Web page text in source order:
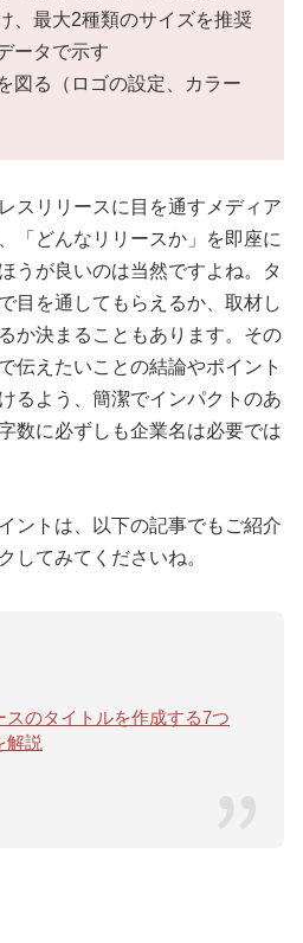
、最大2種類のサイズを推奨
ータで示す
図る（ロゴの設定、カラー
スリリースに目を通すメディア
「どんなリリースか」を即座に
うが良いのは当然ですよね。タ
目を通してもらえるか、取材し
か決まることもあります。その
伝えたいことの結論やポイント
るよう、簡潔でインパクトのあ
数に必ずしも企業名は必要では
ントは、以下の記事でもご紹介
してみてくださいね。
スのタイトルを作成する7つ
解説